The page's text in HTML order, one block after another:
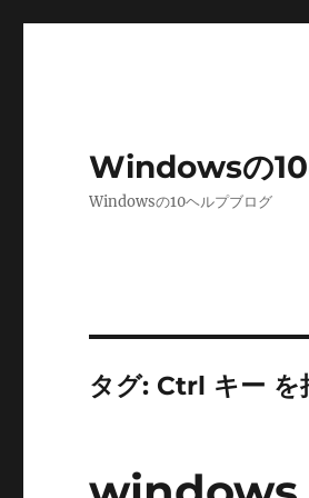
Windowsの10
Windowsの10ヘルプブログ
タグ: Ctrl キー を